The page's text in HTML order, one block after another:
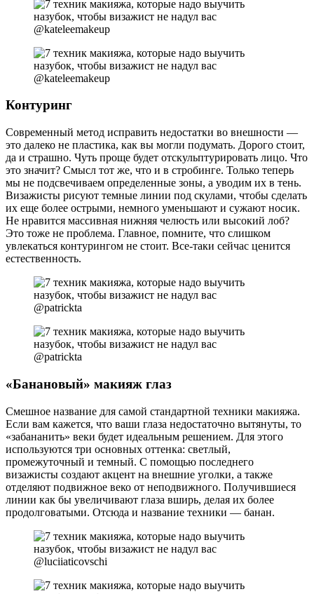
@kateleemakeup
@kateleemakeup
Контуринг
Современный метод исправить недостатки во внешности —
это далеко не пластика, как вы могли подумать. Дорого стоит,
да и страшно. Чуть проще будет отскульптурировать лицо. Что
это значит? Смысл тот же, что и в стробинге. Только теперь
мы не подсвечиваем определенные зоны, а уводим их в тень.
Визажисты рисуют темные линии под скулами, чтобы сделать
их еще более острыми, немного уменьшают и сужают носик.
Не нравится массивная нижняя челюсть или высокий лоб?
Это тоже не проблема. Главное, помните, что слишком
увлекаться контурингом не стоит. Все-таки сейчас ценится
естественность.
@patrickta
@patrickta
«Банановый» макияж глаз
Смешное название для самой стандартной техники макияжа.
Если вам кажется, что ваши глаза недостаточно вытянуты, то
«забананить» веки будет идеальным решением. Для этого
используются три основных оттенка: светлый,
промежуточный и темный. С помощью последнего
визажисты создают акцент на внешние уголки, а также
отделяют подвижное веко от неподвижного. Получившиеся
линии как бы увеличивают глаза вширь, делая их более
продолговатыми. Отсюда и название техники — банан.
@luciiaticovschi